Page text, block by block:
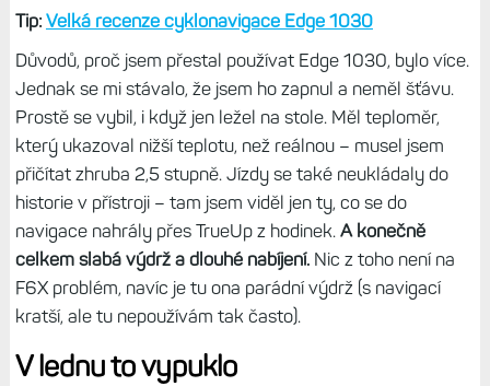
Tip: Velká recenze cyklonavigace Edge 1030
Důvodů, proč jsem přestal používat Edge 1030, bylo více.
Jednak se mi stávalo, že jsem ho zapnul a neměl šťávu.
Prostě se vybil, i když jen ležel na stole. Měl teploměr,
který ukazoval nižší teplotu, než reálnou – musel jsem
přičítat zhruba 2,5 stupně. Jízdy se také neukládaly do
historie v přístroji – tam jsem viděl jen ty, co se do
navigace nahrály přes TrueUp z hodinek. A konečně
celkem slabá výdrž a dlouhé nabíjení.Nic z toho není na
F6X problém, navíc je tu ona parádní výdrž (s navigací
kratší, ale tu nepoužívám tak často).
V lednu to vypuklo